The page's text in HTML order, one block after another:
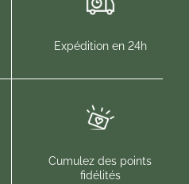
Expédition en 24h
Cumulez des points
fidélités